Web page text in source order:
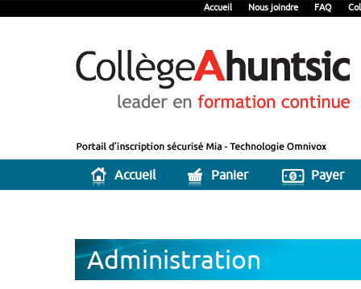
Accueil Nous joindre FAQ
Accueil Panier Payer
Administration